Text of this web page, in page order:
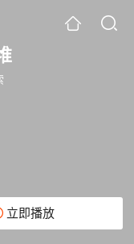
立即播放